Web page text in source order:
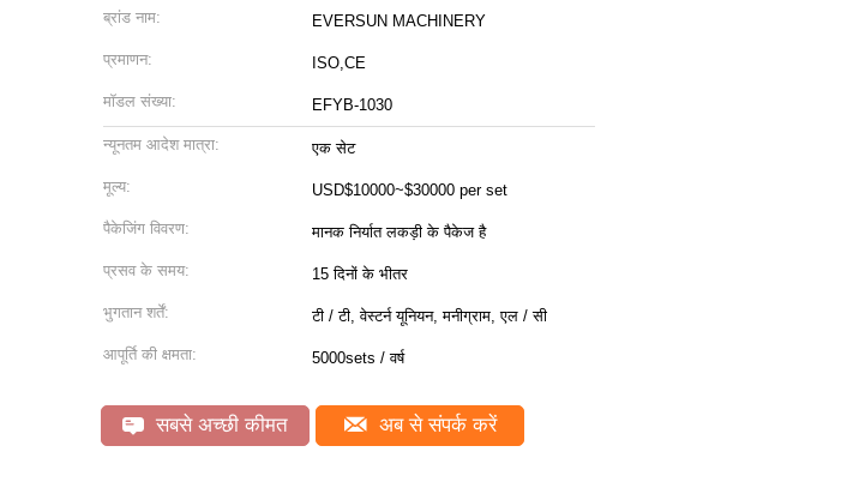
ब्रांड नाम: EVERSUN MACHINERY
प्रमाणन: ISO,CE
मॉडल संख्या: EFYB-1030
न्यूनतम आदेश मात्रा: एक सेट
मूल्य: USD$10000~$30000 per set
पैकेजिंग विवरण: मानक निर्यात लकड़ी के पैकेज है
प्रसव के समय: 15 दिनों के भीतर
भुगतान शर्तें: टी / टी, वेस्टर्न यूनियन, मनीग्राम, एल / सी
आपूर्ति की क्षमता: 5000sets / वर्ष
सबसे अच्छी कीमत अब से संपर्क करें